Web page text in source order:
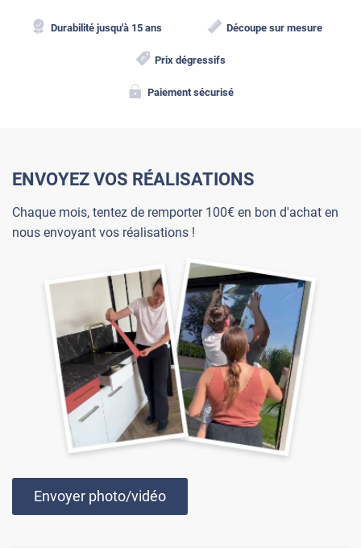
Durabilité jusqu'à 15 ans Découpe sur mesure
Prix dégressifs
Paiement sécurisé
ENVOYEZ VOS RÉALISATIONS
Chaque mois, tentez de remporter 100€ en bon d'achat en
nous envoyant vos réalisations !
Envoyer photo/vidéo